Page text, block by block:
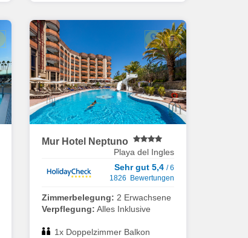
Mur Hotel Neptuno
Playa del Ingles
Sehr gut 5,4 / 6
1826 Bewertungen
Zimmerbelegung: 2 Erwachsene
Verpflegung: Alles Inklusive
1x Doppelzimmer Balkon